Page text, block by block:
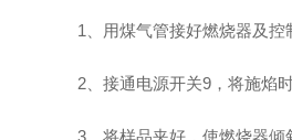
1、用煤气管接好燃烧器及控
2、接通电源开关9，将施焰时
3、将样品夹好，使燃烧器倾斜